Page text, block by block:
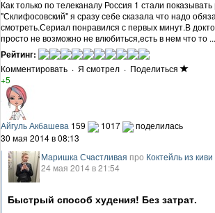
Как только по телеканалу Россия 1 стали
"Склифосовский" я сразу себе сказала что надо
смотреть.Сериал понравился с первых минут.В
просто не возможно не влюбиться,есть в нем что то ...
Рейтинг:
Комментировать · Я смотрел · Поделиться
+5
Айгуль Акбашева 159 1017
поделилась
30 мая 2014 в 08:13
Маришка Счастливая про Коктейль из
24 мая 2014 в 21:54
Быстрый способ худения! Без затрат.